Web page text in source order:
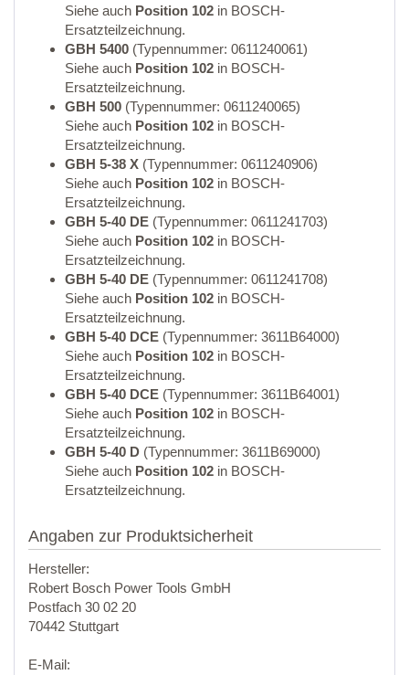
Siehe auch Position 102 in BOSCH-
Ersatzteilzeichnung.
GBH 5400 (Typennummer: 0611240061)
Siehe auch Position 102 in BOSCH-
Ersatzteilzeichnung.
GBH 500 (Typennummer: 0611240065)
Siehe auch Position 102 in BOSCH-
Ersatzteilzeichnung.
GBH 5-38 X (Typennummer: 0611240906)
Siehe auch Position 102 in BOSCH-
Ersatzteilzeichnung.
GBH 5-40 DE (Typennummer: 0611241703)
Siehe auch Position 102 in BOSCH-
Ersatzteilzeichnung.
GBH 5-40 DE (Typennummer: 0611241708)
Siehe auch Position 102 in BOSCH-
Ersatzteilzeichnung.
GBH 5-40 DCE (Typennummer: 3611B64000)
Siehe auch Position 102 in BOSCH-
Ersatzteilzeichnung.
GBH 5-40 DCE (Typennummer: 3611B64001)
Siehe auch Position 102 in BOSCH-
Ersatzteilzeichnung.
GBH 5-40 D (Typennummer: 3611B69000)
Siehe auch Position 102 in BOSCH-
Ersatzteilzeichnung.
Angaben zur Produktsicherheit
Hersteller:
Robert Bosch Power Tools GmbH
Postfach 30 02 20
70442 Stuttgart
E-Mail: